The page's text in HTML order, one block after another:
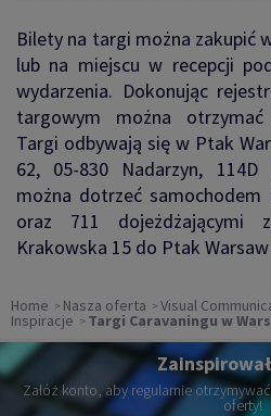
Bilety na targi można zakupić
lub na miejscu w recepcji
wydarzenia. Dokonując
targowym można
Targi odbywają się w Ptak
62, 05-830 Nadarzyn, 114D
można dotrzeć
oraz 711 dojeżdżającymi
Krakowska 15 do Ptak Warsaw
Home Nasza oferta Visual
Inspiracje Targi Caravaningu w
Załóż konto, aby regularnie
oferty!